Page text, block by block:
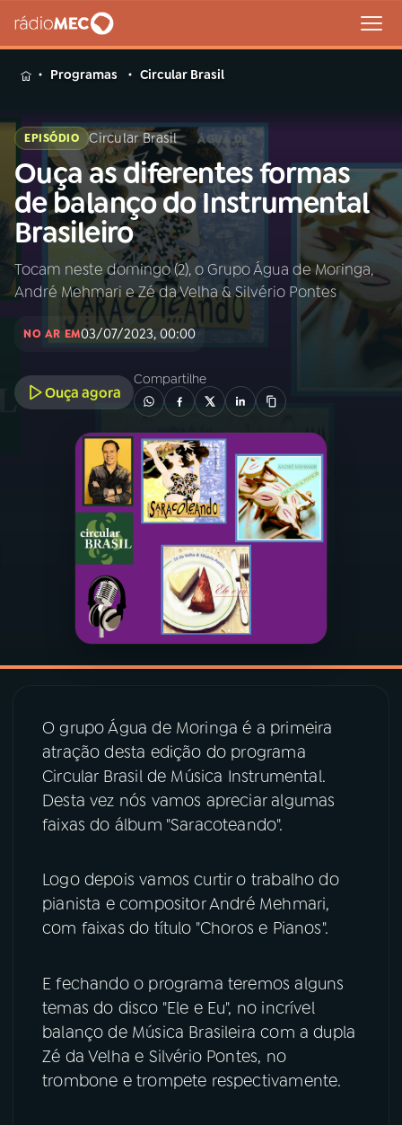
MENU
Buscar
na
Rádio
MEC
Buscar
Início AO VIVO
01INÍCIO
A RÁDIO
PROGRAMAÇÃO
PROGRAMAS
PODCASTS
VIDEOCASTS
08 PRÊMIO RÁDIO MEC
ACOMPANHE A RÁDIO MEC
Instagram X
TikTok
Programas Circular Brasil
EPISÓDIO Circular Brasil
Ouça as diferentes formas
de balanço do Instrumental
Brasileiro
Tocam neste domingo (2), o Grupo Água de Moringa,
André Mehmari e Zé da Velha & Silvério Pontes
NO AR EM03/07/2023, 00:00
Ouça agora
Compartilhe
O grupo Água de Moringa é a primeira
atração desta edição do programa
Circular Brasil de Música Instrumental.
Desta vez nós vamos apreciar algumas
faixas do álbum "Saracoteando".
Logo depois vamos curtir o trabalho do
pianista e compositor André Mehmari,
com faixas do título "Choros e Pianos".
E fechando o programa teremos alguns
temas do disco "Ele e Eu", no incrível
balanço de Música Brasileira com a dupla
Zé da Velha e Silvério Pontes, no
trombone e trompete respectivamente.